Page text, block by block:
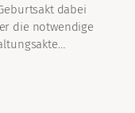
dabei
die notwendige